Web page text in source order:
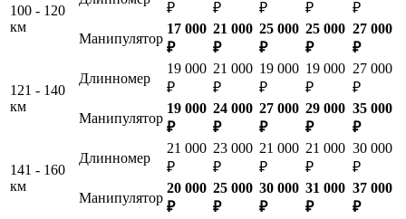
100 - 120
км
₽
₽
₽
₽
₽
Манипулятор
17 000
₽
21 000
₽
25 000
₽
25 000
₽
27 000
₽
121 - 140
км
Длинномер
19 000
₽
21 000
₽
19 000
₽
19 000
₽
27 000
₽
Манипулятор
19 000
₽
24 000
₽
27 000
₽
29 000
₽
35 000
₽
141 - 160
км
Длинномер
21 000
₽
23 000
₽
21 000
₽
21 000
₽
30 000
₽
Манипулятор
20 000
₽
25 000
₽
30 000
₽
31 000
₽
37 000
₽